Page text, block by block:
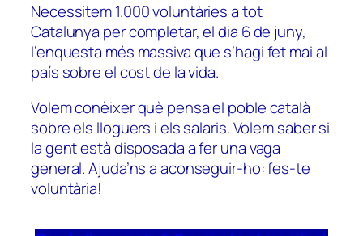
Necessitem 1.000 voluntàries a tot
Catalunya per completar, el dia 6 de juny,
l’enquesta més massiva que s’hagi fet mai al
país sobre el cost de la vida.
Volem conèixer què pensa el poble català
sobre els lloguers i els salaris. Volem saber si
la gent està disposada a fer una vaga
general. Ajuda’ns a aconseguir-ho: fes-te
voluntària!